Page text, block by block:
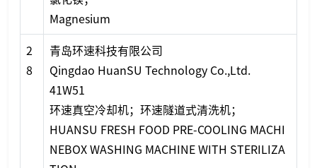
Magnesium
2
8
青岛环速科技有限公司
Qingdao HuanSU Technology Co.,Ltd.
41W51
环速真空冷却机；环速隧道式清洗机；
HUANSU FRESH FOOD PRE-COOLING MACHI
NEBOX WASHING MACHINE WITH STERILIZA